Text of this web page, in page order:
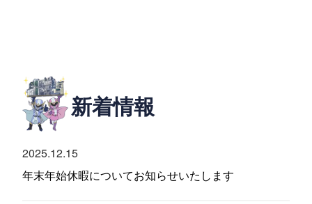
新着情報
2025.12.15
年末年始休暇についてお知らせいたします